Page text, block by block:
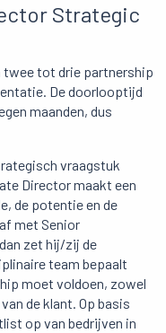
Strategic
twee tot drie partnership
De doorlooptijd
maanden, dus
vraagstuk
Director maakt een
de potentie en de
met Senior
zet hij/zij de
team bepaalt
moet voldoen, zowel
de klant. Op basis
op van bedrijven in